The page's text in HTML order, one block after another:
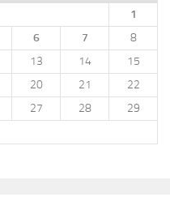
1
6 7
8
13 14
15
20 21
22
27 28
29